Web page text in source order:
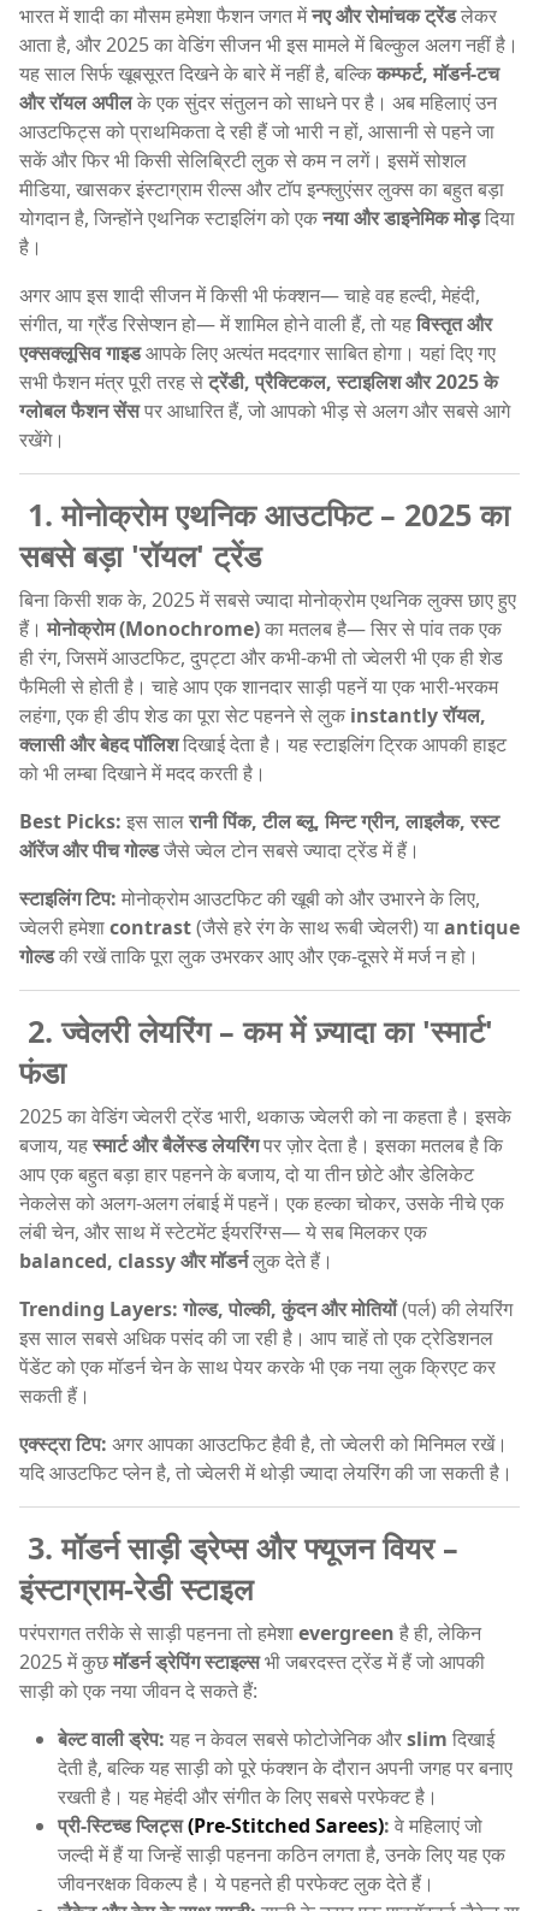
भारत में शादी का मौसम हमेशा फैशन जगत मेंनए और रोमांचक ट्रेंडलेकर
आता है, और 2025 का वेडिंग सीजन भी इस मामले में बिल्कुल अलग नहीं है।
यह साल सिर्फ खूबसूरत दिखने के बारे में नहीं है, बल्किकम्फर्ट, मॉडर्न-टच
और रॉयल अपीलके एक सुंदर संतुलन को साधने पर है। अब महिलाएं उन
आउटफिट्स को प्राथमिकता दे रही हैं जो भारी न हों, आसानी से पहने जा
सकें और फिर भी किसी सेलिब्रिटी लुक से कम न लगें। इसमें सोशल
मीडिया, खासकर इंस्टाग्राम रील्स और टॉप इन्फ्लुएंसर लुक्स का बहुत बड़ा
योगदान है, जिन्होंने एथनिक स्टाइलिंग को एकनया और डाइनेमिक मोड़दिया
है।
अगर आप इस शादी सीजन में किसी भी फंक्शन— चाहे वह हल्दी, मेहंदी,
संगीत, या ग्रैंड रिसेप्शन हो— में शामिल होने वाली हैं, तो यहविस्तृत और
एक्सक्लूसिव गाइडआपके लिए अत्यंत मददगार साबित होगा। यहां दिए गए
सभी फैशन मंत्र पूरी तरह सेट्रेंडी, प्रैक्टिकल, स्टाइलिश और 2025 के
ग्लोबल फैशन सेंसपर आधारित हैं, जो आपको भीड़ से अलग और सबसे आगे
रखेंगे।
1. मोनोक्रोम एथनिक आउटफिट – 2025 का
सबसे बड़ा 'रॉयल' ट्रेंड
बिना किसी शक के, 2025 में सबसे ज्यादा मोनोक्रोम एथनिक लुक्स छाए हुए
हैं।मोनोक्रोम (Monochrome)का मतलब है— सिर से पांव तक एक
ही रंग, जिसमें आउटफिट, दुपट्टा और कभी-कभी तो ज्वेलरी भी एक ही शेड
फैमिली से होती है। चाहे आप एक शानदार साड़ी पहनें या एक भारी-भरकम
लहंगा, एक ही डीप शेड का पूरा सेट पहनने से लुक instantly रॉयल,
क्लासी और बेहद पॉलिशदिखाई देता है। यह स्टाइलिंग ट्रिक आपकी हाइट
को भी लम्बा दिखाने में मदद करती है।
Best Picks: इस सालरानी पिंक, टील ब्लू, मिन्ट ग्रीन, लाइलैक, रस्ट
ऑरेंज और पीच गोल्डजैसे ज्वेल टोन सबसे ज्यादा ट्रेंड में हैं।
स्टाइलिंग टिप: मोनोक्रोम आउटफिट की खूबी को और उभारने के लिए,
ज्वेलरी हमेशाcontrast(जैसे हरे रंग के साथ रूबी ज्वेलरी) याantique
गोल्डकी रखें ताकि पूरा लुक उभरकर आए और एक-दूसरे में मर्ज न हो।
2. ज्वेलरी लेयरिंग – कम में ज़्यादा का 'स्मार्ट'
फंडा
2025 का वेडिंग ज्वेलरी ट्रेंड भारी, थकाऊ ज्वेलरी को ना कहता है। इसके
बजाय, यहस्मार्ट और बैलेंस्ड लेयरिंगपर ज़ोर देता है। इसका मतलब है कि
आप एक बहुत बड़ा हार पहनने के बजाय, दो या तीन छोटे और डेलिकेट
नेकलेस को अलग-अलग लंबाई में पहनें। एक हल्का चोकर, उसके नीचे एक
लंबी चेन, और साथ में स्टेटमेंट ईयररिंग्स— ये सब मिलकर एक
balanced, classy और मॉडर्नलुक देते हैं।
Trending Layers: गोल्ड, पोल्की, कुंदन और मोतियों(पर्ल) की लेयरिंग
इस साल सबसे अधिक पसंद की जा रही है। आप चाहें तो एक ट्रेडिशनल
पेंडेंट को एक मॉडर्न चेन के साथ पेयर करके भी एक नया लुक क्रिएट कर
सकती हैं।
एक्स्ट्रा टिप: अगर आपका आउटफिट हैवी है, तो ज्वेलरी को मिनिमल रखें।
यदि आउटफिट प्लेन है, तो ज्वेलरी में थोड़ी ज्यादा लेयरिंग की जा सकती है।
3. मॉडर्न साड़ी ड्रेप्स और फ्यूजन वियर –
इंस्टाग्राम-रेडी स्टाइल
परंपरागत तरीके से साड़ी पहनना तो हमेशाevergreen है ही, लेकिन
2025 में कुछमॉडर्न ड्रेपिंग स्टाइल्सभी जबरदस्त ट्रेंड में हैं जो आपकी
साड़ी को एक नया जीवन दे सकते हैं:
बेल्ट वाली ड्रेप: यह न केवल सबसे फोटोजेनिक औरslim दिखाई
देती है, बल्कि यह साड़ी को पूरे फंक्शन के दौरान अपनी जगह पर बनाए
रखती है। यह मेहंदी और संगीत के लिए सबसे परफेक्ट है।
प्री-स्टिच्ड प्लिट्स(Pre-Stitched Sarees): वे महिलाएं जो
जल्दी में हैं या जिन्हें साड़ी पहनना कठिन लगता है, उनके लिए यह एक
जीवनरक्षक विकल्प है। ये पहनते ही परफेक्ट लुक देते हैं।